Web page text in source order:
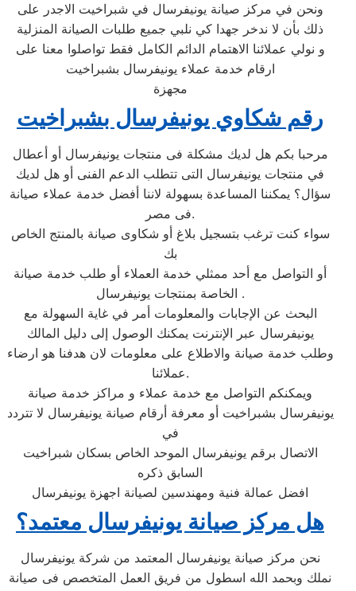
ونحن في مركز صيانة يونيفرسال في شبراخيت الاجدر على
ذلك بأن لا ندخر جهدا كي نلبي جميع طلبات الصيانة المنزلية
و نولي عملائنا الاهتمام الدائم الكامل فقط تواصلوا معنا على
ارقام خدمة عملاء يونيفرسال بشبراخيت
مجهزة
رقم شكاوي يونيفرسال بشبراخيت
مرحبا بكم هل لديك مشكلة فى منتجات يونيفرسال أو أعطال
في منتجات يونيفرسال التى تتطلب الدعم الفنى أو هل لديك
سؤال؟ يمكننا المساعدة بسهولة لاننا أفضل خدمة عملاء صيانة
فى مصر.
سواء كنت ترغب بتسجيل بلاغ أو شكاوى صيانة بالمنتج الخاص
بك
أو التواصل مع أحد ممثلي خدمة العملاء أو طلب خدمة صيانة
الخاصة بمنتجات يونيفرسال .
البحث عن الإجابات والمعلومات أمر في غاية السهولة مع
يونيفرسال عبر الإنترنت يمكنك الوصول إلى دليل المالك
وطلب خدمة صيانة والاطلاع على معلومات لان هدفنا هو ارضاء
عملائنا.
ويمكنكم التواصل مع خدمة عملاء و مراكز خدمة صيانة
يونيفرسال بشبراخيت أو معرفة أرقام صيانة يونيفرسال لا تتردد
في
الاتصال برقم يونيفرسال الموحد الخاص بسكان شبراخيت
السابق ذكره
افضل عمالة فنية ومهندسين لصيانة اجهزة يونيفرسال
هل مركز صيانة يونيفرسال معتمد؟
نحن مركز صيانة يونيفرسال المعتمد من شركة يونيفرسال
نملك وبحمد الله اسطول من فريق العمل المتخصص فى صيانة